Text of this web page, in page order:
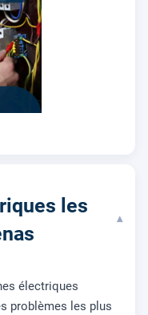
les
▾
électriques
problèmes les plus